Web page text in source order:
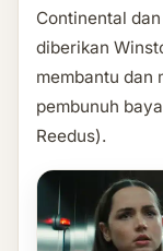
Continental
diberikan
membantu dan
pembunuh
Reedus).